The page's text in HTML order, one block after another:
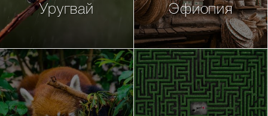
Уругвай Эфиопия